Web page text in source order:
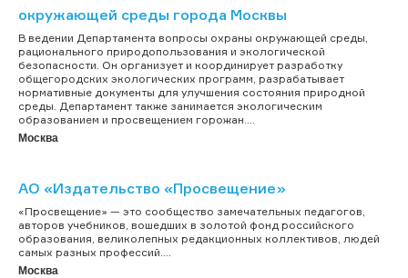
окружающей среды города Москвы
В ведении Департамента вопросы охраны окружающей среды,
рационального природопользования и экологической
безопасности. Он организует и координирует разработку
общегородских экологических программ, разрабатывает
нормативные документы для улучшения состояния природной
среды. Департамент также занимается экологическим
образованием и просвещением горожан....
Москва
АО «Издательство «Просвещение»
«Просвещение» — это сообщество замечательных педагогов,
авторов учебников, вошедших в золотой фонд российского
образования, великолепных редакционных коллективов, людей
самых разных профессий....
Москва